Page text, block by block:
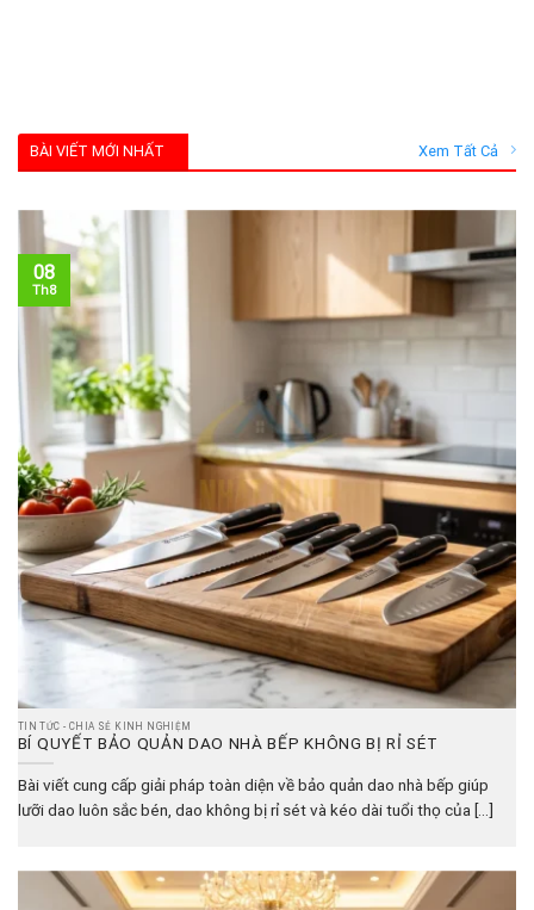
BÀI VIẾT MỚI NHẤT Xem Tất Cả
TIN TỨC - CHIA SẺ KINH NGHIỆM
BÍ QUYẾT BẢO QUẢN DAO NHÀ BẾP KHÔNG BỊ RỈ SÉT
Bài viết cung cấp giải pháp toàn diện về bảo quản dao nhà bếp giúp
lưỡi dao luôn sắc bén, dao không bị rỉ sét và kéo dài tuổi thọ của [...]
08
Th8